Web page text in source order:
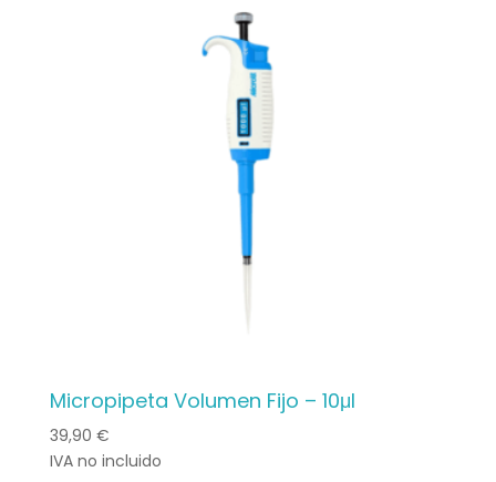
Micropipeta Volumen Fijo – 10μl
39,90 €
IVA no incluido